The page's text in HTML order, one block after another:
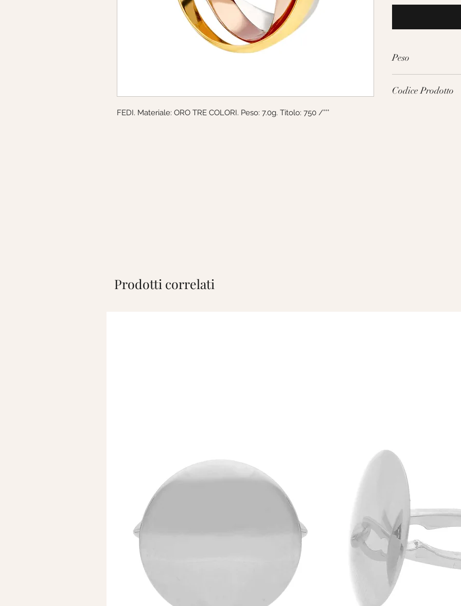
FEDI. Materiale: ORO TRE COLORI. Peso: 7.0g. Titolo: 750 /°°°
Peso
Codice Prodotto
Prodotti correlati